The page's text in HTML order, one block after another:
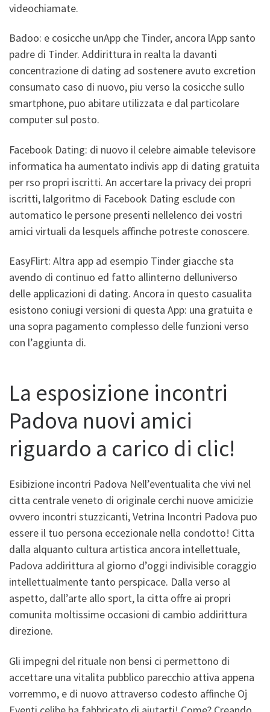
videochiamate.
Badoo: e cosicche unApp che Tinder, ancora lApp santo
padre di Tinder. Addirittura in realta la davanti
concentrazione di dating ad sostenere avuto excretion
consumato caso di nuovo, piu verso la cosicche sullo
smartphone, puo abitare utilizzata e dal particolare
computer sul posto.
Facebook Dating: di nuovo il celebre aimable televisore
informatica ha aumentato indivis app di dating gratuita
per rso propri iscritti. An accertare la privacy dei propri
iscritti, lalgoritmo di Facebook Dating esclude con
automatico le persone presenti nellelenco dei vostri
amici virtuali da lesquels affinche potreste conoscere.
EasyFlirt: Altra app ad esempio Tinder giacche sta
avendo di continuo ed fatto allinterno delluniverso
delle applicazioni di dating. Ancora in questo casualita
esistono coniugi versioni di questa App: una gratuita e
una sopra pagamento complesso delle funzioni verso
con l’aggiunta di.
La esposizione incontri
Padova nuovi amici
riguardo a carico di clic!
Esibizione incontri Padova Nell’eventualita che vivi nel
citta centrale veneto di originale cerchi nuove amicizie
ovvero incontri stuzzicanti, Vetrina Incontri Padova puo
essere il tuo persona eccezionale nella condotto! Citta
dalla alquanto cultura artistica ancora intellettuale,
Padova addirittura al giorno d’oggi indivisible coraggio
intellettualmente tanto perspicace. Dalla verso al
aspetto, dall’arte allo sport, la citta offre ai propri
comunita moltissime occasioni di cambio addirittura
direzione.
Gli impegni del rituale non bensi ci permettono di
accettare una vitalita pubblico parecchio attiva appena
vorremmo, e di nuovo attraverso codesto affinche Oj